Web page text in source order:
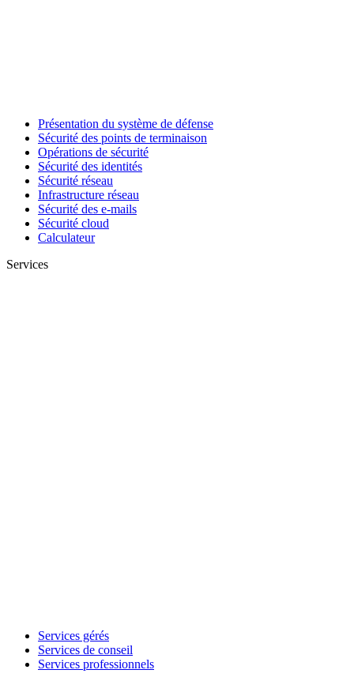
Présentation du système de défense
Sécurité des points de terminaison
Opérations de sécurité
Sécurité des identités
Sécurité réseau
Infrastructure réseau
Sécurité des e-mails
Sécurité cloud
Calculateur
Services
Services gérés
Services de conseil
Services professionnels